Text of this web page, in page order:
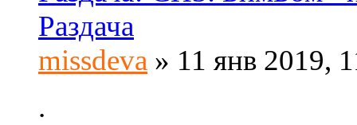
Раздача
missdeva » 11 янв 2019,
.